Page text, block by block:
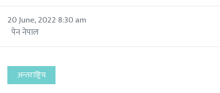
20 June, 2022 8:30 am
पेन नेपाल
अन्तराष्ट्रिय